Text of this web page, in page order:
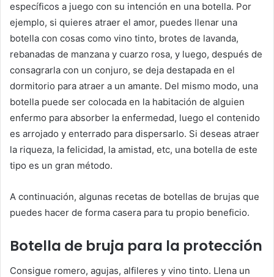
específicos a juego con su intención en una botella. Por
ejemplo, si quieres atraer el amor, puedes llenar una
botella con cosas como vino tinto, brotes de lavanda,
rebanadas de manzana y cuarzo rosa, y luego, después de
consagrarla con un conjuro, se deja destapada en el
dormitorio para atraer a un amante. Del mismo modo, una
botella puede ser colocada en la habitación de alguien
enfermo para absorber la enfermedad, luego el contenido
es arrojado y enterrado para dispersarlo. Si deseas atraer
la riqueza, la felicidad, la amistad, etc, una botella de este
tipo es un gran método.
A continuación, algunas recetas de botellas de brujas que
puedes hacer de forma casera para tu propio beneficio.
Botella de bruja para la protección
Consigue romero, agujas, alfileres y vino tinto. Llena un